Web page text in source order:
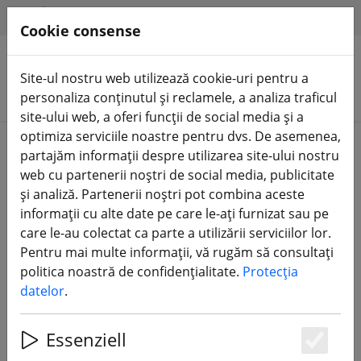
Căutare produse
Home Echipament Telecomandă FrSky
FrSky Taranis X9D Plus V2019,
Horus, X12S, X10S X9E, X9D, Q X7 &
X-Lite - Transmițător și receptor
3 Products
Unterkategorien
Cookie consense
Site-ul nostru web utilizează cookie-uri pentru a
personaliza conținutul și reclamele, a analiza traficul
site-ului web, a oferi funcții de social media și a
optimiza serviciile noastre pentru dvs. De asemenea,
partajăm informații despre utilizarea site-ului nostru
web cu partenerii noștri de social media, publicitate
și analiză. Partenerii noștri pot combina aceste
informații cu alte date pe care le-ați furnizat sau pe
care le-au colectat ca parte a utilizării serviciilor lor.
Pentru mai multe informații, vă rugăm să consultați
politica noastră de confidențialitate. Protecția
datelor.
Essenziell